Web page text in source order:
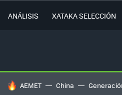
ANÁLISIS XATAKA SELECCIÓN
HOY SE HABLA DE
AEMET China